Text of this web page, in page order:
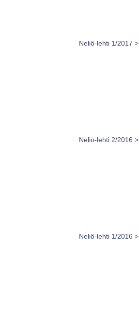
Neliö-lehti 1/2017 >
Neliö-lehti 2/2016 >
Neliö-lehti 1/2016 >